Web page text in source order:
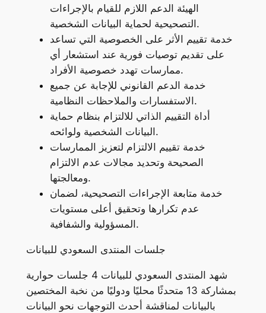
الهيئة الدعم اللازم للقيام بالإجراءات
التصحيحية لحماية البيانات الشخصية.
خدمة تقييم الأثر على الخصوصية التي تساعد
على تقديم توصيات فورية عند استشعار أي
ممارسات تهدد خصوصية الأفراد.
خدمة الدعم القانوني للإجابة عن جميع
الاستفسارات والملاحظات النظامية.
أداة التقييم الذاتي للالتزام بنظام حماية
البيانات الشخصية ولوائحه.
خدمة تقييم الالتزام لتعزيز الممارسات
الصحيحة وتحديد مجالات عدم الالتزام
ومعالجتها.
خدمة متابعة الإجراءات التصحيحية، لضمان
عدم تكرارها وتحقيق أعلى مستويات
المسؤولية والشفافية.
جلسات المنتدى السعودي للبيانات
شهد المنتدى السعودي للبيانات 4 جلسات حوارية
بمشاركة 13 متحدثًا محليًا ودوليًا من نخبة المختصين
بالبيانات لمناقشة أحدث التوجهات نحو البيانات